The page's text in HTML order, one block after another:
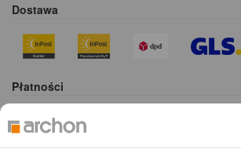
Dostawa
Płatności